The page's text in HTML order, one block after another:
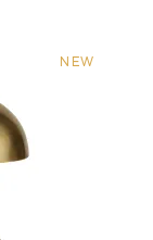
NEW